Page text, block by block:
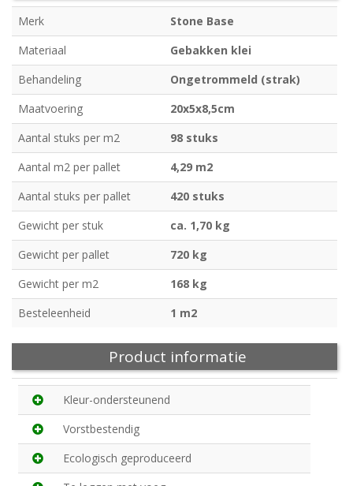
Merk
Stone Base
Materiaal
Gebakken klei
Behandeling
Ongetrommeld (strak)
Maatvoering
20x5x8,5cm
Aantal stuks per m2
98 stuks
Aantal m2 per pallet
4,29 m2
Aantal stuks per pallet
420 stuks
Gewicht per stuk
ca. 1,70 kg
Gewicht per pallet
720 kg
Gewicht per m2
168 kg
Besteleenheid
1 m2
Product informatie
Kleur-ondersteunend
Vorstbestendig
Ecologisch geproduceerd